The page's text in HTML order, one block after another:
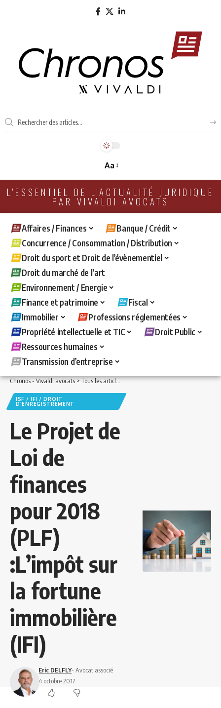
Aa
L'ESSENTIEL DE L'ACTUALITÉ JURIDIQUE
PAR VIVALDI AVOCATS
Affaires / Finances
Banque / Crédit
Concurrence / Consommation / Distribution
Droit du sport et Droit de l’évènementiel
Droit du marché de l’art
Environnement / Energie
Finance et patrimoine
Fiscal
Immobilier
Professions réglementées
Propriété intellectuelle et TIC
Droit Public
Ressources humaines
Transmission d’entreprise
Chronos - Vivaldi avocats>Tous les articles >Fiscal>ISF / IFI / Droit
ISF / IFI / DROIT
D'ENREGISTREMENT
Le Projet de
Loi de
finances
pour 2018
(PLF)
:L’impôt sur
la fortune
immobilière
(IFI)
Eric DELFLY- Avocat associé
4 octobre 2017